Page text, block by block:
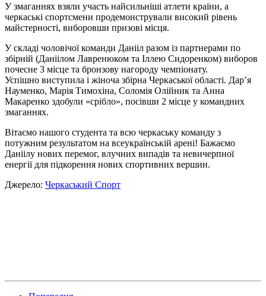
У змаганнях взяли участь найсильніші атлети країни, а
черкаські спортсмени продемонстрували високий рівень
майстерності, виборовши призові місця.
У складі чоловічої команди Данііл разом із партнерами по
збірній (Даніілом Лавренюком та Іллею Сидоренком) виборов
почесне 3 місце та бронзову нагороду чемпіонату.
Успішно виступила і жіноча збірна Черкаської області. Дарʼя
Науменко, Марія Тимохіна, Соломія Олійник та Анна
Макаренко здобули «срібло», посівши 2 місце у командних
змаганнях.
Вітаємо нашого студента та всю черкаську команду з
потужним результатом на всеукраїнській арені! Бажаємо
Даніілу нових перемог, влучних випадів та невичерпної
енергії для підкорення нових спортивних вершин.
Джерело: Черкаський Спорт